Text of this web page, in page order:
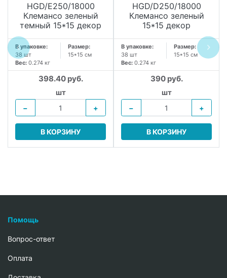
HGD/E250/18000
Клемансо зеленый
темный 15*15 декор
В упаковке:
38 шт
Размер:
15*15 см
Вес: 0.274 кг
398.40 руб.
шт
−
+
В КОРЗИНУ
HGD/D250/18000
Клемансо зеленый
15*15 декор
В упаковке:
38 шт
Размер:
15*15 см
Вес: 0.274 кг
390 руб.
шт
−
+
В КОРЗИНУ
Помощь
Вопрос-ответ
Oплата